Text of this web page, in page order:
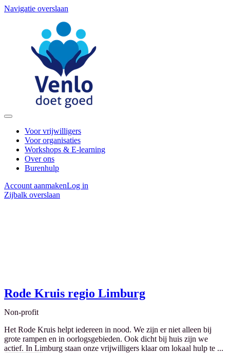
Navigatie overslaan
Voor vrijwilligers
Voor organisaties
Workshops & E-learning
Over ons
Burenhulp
Account aanmakenLog in
Zijbalk overslaan
Rode Kruis regio Limburg
Non-profit
Het Rode Kruis helpt iedereen in nood. We zijn er niet alleen bij
grote rampen en in oorlogsgebieden. Ook dicht bij huis zijn we
actief. In Limburg staan onze vrijwilligers klaar om lokaal hulp te ...